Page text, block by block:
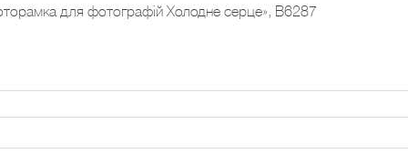
для фотографій Холодне серце», B6287